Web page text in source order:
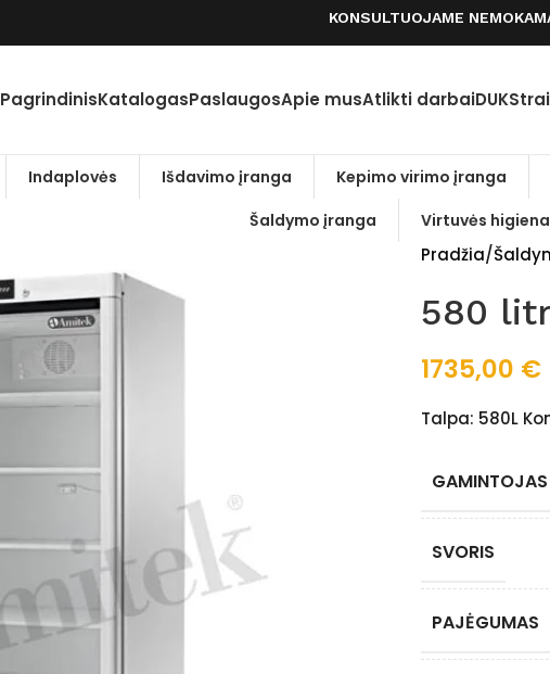
KONSULTUOJAME
PagrindinisKatalogasPaslaugosApie musAtlikti darbaiDUK
Indaplovės Išdavimo įranga Kepimo virimo įranga
Šaldymo įranga
Virtuvės higiena
Pradžia
580
1735,00 €
Talpa: 580L
GAMINTOJAS
SVORIS
PAJĖGUMAS